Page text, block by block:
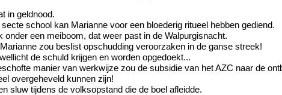
in geldnood.
school kan Marianne voor een bloederig ritueel hebben gediend.
onder een meiboom, dat weer past in de Walpurgisnacht.
zou beslist opschudding veroorzaken in de ganse streek!
de schuld krijgen en worden opgedoekt...
manier van werkwijze zou de subsidie van het AZC naar de
overgeheveld kunnen zijn!
sluw tijdens de volksopstand die de boel afleidde.